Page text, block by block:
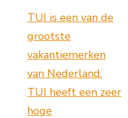
TUI is een van de
grootste
vakantiemerken
van Nederland.
TUI heeft een zeer
hoge